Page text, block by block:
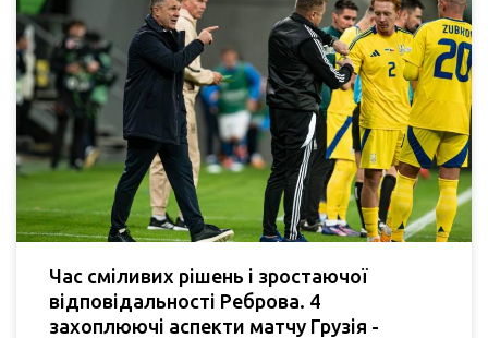
Час сміливих рішень і зростаючої
відповідальності Реброва. 4
захоплюючі аспекти матчу Грузія -